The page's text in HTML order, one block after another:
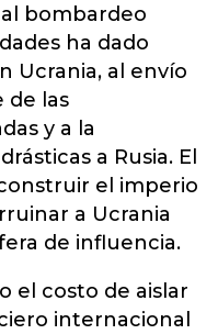
bombardeo
ha dado
Ucrania, al envío
de las
y a la
a Rusia. El
el imperio
a Ucrania
de influencia.
el costo de aislar
internacional